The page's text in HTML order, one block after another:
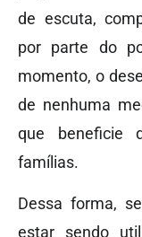
de escuta,
por parte do
momento, o
de nenhuma
que beneficie
famílias.
Dessa forma,
estar sendo